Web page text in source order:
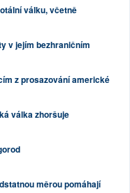
válku, včetně
v jejím bezhraničním
z prosazování americké
válka zhoršuje
měrou pomáhají